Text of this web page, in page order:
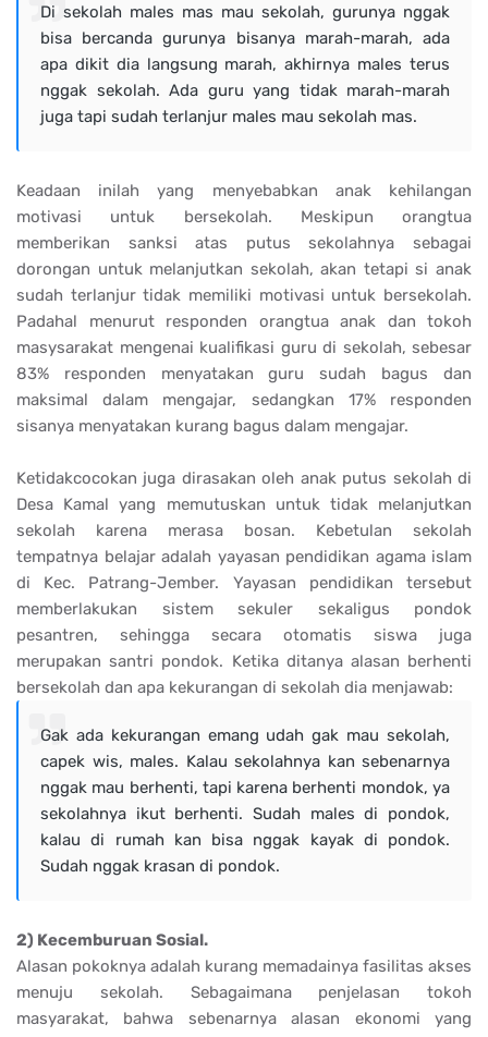
Di sekolah males mas mau sekolah, gurunya nggak
bisa bercanda gurunya bisanya marah-marah, ada
apa dikit dia langsung marah, akhirnya males terus
nggak sekolah. Ada guru yang tidak marah-marah
juga tapi sudah terlanjur males mau sekolah mas.
Keadaan inilah yang menyebabkan anak kehilangan
motivasi untuk bersekolah. Meskipun orangtua
memberikan sanksi atas putus sekolahnya sebagai
dorongan untuk melanjutkan sekolah, akan tetapi si anak
sudah terlanjur tidak memiliki motivasi untuk bersekolah.
Padahal menurut responden orangtua anak dan tokoh
masysarakat mengenai kualifikasi guru di sekolah, sebesar
83% responden menyatakan guru sudah bagus dan
maksimal dalam mengajar, sedangkan 17% responden
sisanya menyatakan kurang bagus dalam mengajar.
Ketidakcocokan juga dirasakan oleh anak putus sekolah di
Desa Kamal yang memutuskan untuk tidak melanjutkan
sekolah karena merasa bosan. Kebetulan sekolah
tempatnya belajar adalah yayasan pendidikan agama islam
di Kec. Patrang-Jember. Yayasan pendidikan tersebut
memberlakukan sistem sekuler sekaligus pondok
pesantren, sehingga secara otomatis siswa juga
merupakan santri pondok. Ketika ditanya alasan berhenti
bersekolah dan apa kekurangan di sekolah dia menjawab:
Gak ada kekurangan emang udah gak mau sekolah,
capek wis, males. Kalau sekolahnya kan sebenarnya
nggak mau berhenti, tapi karena berhenti mondok, ya
sekolahnya ikut berhenti. Sudah males di pondok,
kalau di rumah kan bisa nggak kayak di pondok.
Sudah nggak krasan di pondok.
2) Kecemburuan Sosial.
Alasan pokoknya adalah kurang memadainya fasilitas akses
menuju sekolah. Sebagaimana penjelasan tokoh
masyarakat, bahwa sebenarnya alasan ekonomi yang